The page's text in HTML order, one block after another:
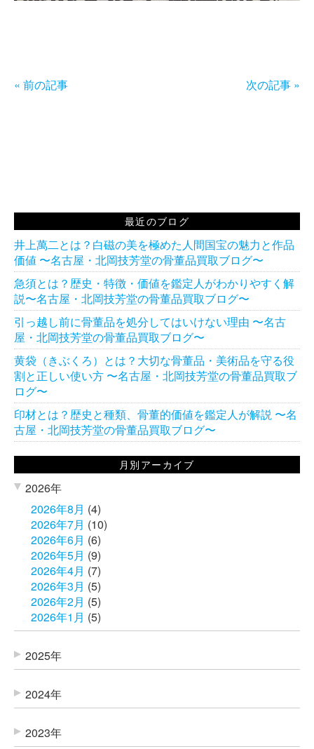
« 前の記事 次の記事 »
最近のブログ
井上萬二とは？白磁の美を極めた人間国宝の魅力と作品
価値 〜名古屋・北岡技芳堂の骨董品買取ブログ〜
急須とは？歴史・特徴・価値を鑑定人がわかりやすく解
説〜名古屋・北岡技芳堂の骨董品買取ブログ〜
引っ越し前に骨董品を処分してはいけない理由 〜名古
屋・北岡技芳堂の骨董品買取ブログ〜
黄袋（きぶくろ）とは？大切な骨董品・美術品を守る役
割と正しい使い方 〜名古屋・北岡技芳堂の骨董品買取ブ
ログ〜
印材とは？歴史と種類、骨董的価値を鑑定人が解説 〜名
古屋・北岡技芳堂の骨董品買取ブログ〜
月別アーカイブ
2026年
2026年8月 (4)
2026年7月 (10)
2026年6月 (6)
2026年5月 (9)
2026年4月 (7)
2026年3月 (5)
2026年2月 (5)
2026年1月 (5)
2025年
2024年
2023年